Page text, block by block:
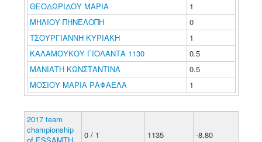
ΘΕΟΔΩΡΙΔΟΥ ΜΑΡΙΑ
1
ΜΗΛΙΟΥ ΠΗΝΕΛΟΠΗ
0
ΤΣΟΥΡΓΙΑΝΝΗ ΚΥΡΙΑΚΗ
1
ΚΑΛΑΜΟΥΚΟΥ ΓΙΟΛΑΝΤΑ 1130
0.5
ΜΑΝΙΑΤΗ ΚΩΝΣΤΑΝΤΙΝΑ
0.5
ΜΟΣΙΟΥ ΜΑΡΙΑ ΡΑΦΑΕΛΑ
1
2017 team
championship
0 / 1 1135 -8.80